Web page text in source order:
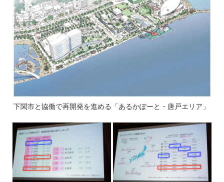
下関市と協働で再開発を進める「あるかぽーと・唐戸エリア」